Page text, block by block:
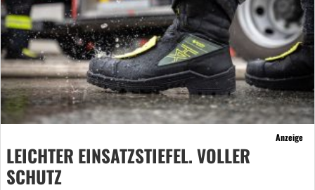
Anzeige
LEICHTER EINSATZSTIEFEL. VOLLER
SCHUTZ